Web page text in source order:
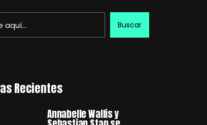
Buscar
Recientes
Annabelle Wallis y